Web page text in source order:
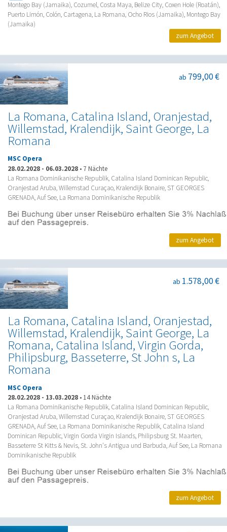
Montego Bay (Jamaika), Cozumel, Costa Maya, Belize City, Coxen Hole (Roatán),
Puerto Limón, Colón, Cartagena, La Romana, Ocho Rios (Jamaika), Montego Bay
(Jamaika)
zum Angebot
La Romana, Catalina Island, Oranjestad,
Willemstad, Kralendijk, Saint George, La
Romana
ab 799,00 €
MSC Opera
28.02.2028 - 06.03.2028 • 7 Nächte
La Romana Dominikanische Republik, Catalina Island Dominican Republic,
Oranjestad Aruba, Willemstad Curaçao, Kralendijk Bonaire, ST GEORGES
GRENADA, Auf See, La Romana Dominikanische Republik
zum Angebot
La Romana, Catalina Island, Oranjestad,
Willemstad, Kralendijk, Saint George, La
Romana, Catalina Island, Virgin Gorda,
Philipsburg, Basseterre, St John s, La
Romana
ab 1.578,00 €
MSC Opera
28.02.2028 - 13.03.2028 • 14 Nächte
La Romana Dominikanische Republik, Catalina Island Dominican Republic,
Oranjestad Aruba, Willemstad Curaçao, Kralendijk Bonaire, ST GEORGES
GRENADA, Auf See, La Romana Dominikanische Republik, Catalina Island
Dominican Republic, Virgin Gorda Virgin Islands, Philipsburg St. Maarten,
Basseterre St Kitts & Nevis, St. John's Antigua und Barbuda, Auf See, La Romana
Dominikanische Republik
zum Angebot